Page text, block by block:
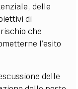
delle
di
che
l’esito
delle